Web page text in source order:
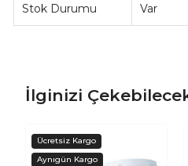
Stok Durumu Var
İlginizi